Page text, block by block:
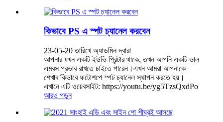
কিভাবে PS এ স্পট চ্যানেল করবেন
23-05-20 তারিখে অ্যাডমিন দ্বারা
আপনার যখন একটি ইউভি প্রিন্টার থাকে, তখন আপনি একটি ভাল
এমবস প্রভাব রাখতে চাইতে পারেন।এখন আমরা আপনাকে
শেখাব কিভাবে ফটোশপে স্পট চ্যানেল স্থাপন করতে হয়।
এখানে এটি ওয়েবসাইট: https://youtu.be/yg5TzsQxdPo
আরও পড়ুন